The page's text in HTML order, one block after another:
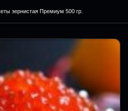
зернистая Премиум 500 гр.